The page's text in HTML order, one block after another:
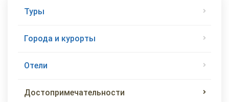
Туры
Города и курорты
Отели
Достопримечательности